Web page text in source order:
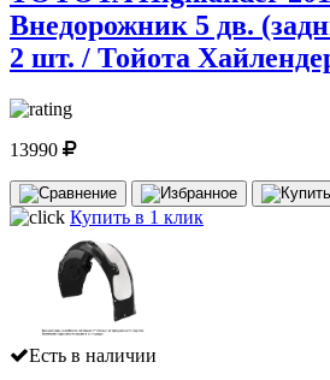
Внедорожник 5 дв.
2 шт. / Тойота
13990
Купить в 1 клик
Есть в наличии